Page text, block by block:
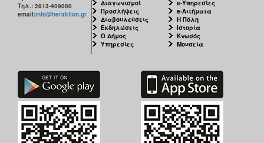
Τηλ.: 2813-409000
email:info@heraklion.gr
Διαγωνισμοί
Προσλήψεις
Διαβουλεύσεις
Εκδηλώσεις
Ο Δήμος
Υπηρεσίες
e-Υπηρεσίες
e-Αιτήματα
Η Πόλη
Ιστορία
Κνωσός
Μουσεία